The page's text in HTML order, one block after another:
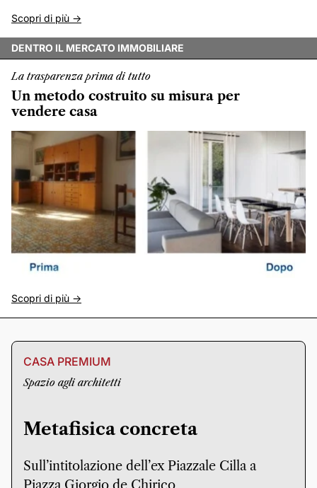
Scopri di più ->
DENTRO IL MERCATO IMMOBILIARE
La trasparenza prima di tutto
Un metodo costruito su misura per
vendere casa
Scopri di più ->
CASA PREMIUM
Spazio agli architetti
Metafisica concreta
Sull’intitolazione dell’ex Piazzale Cilla a